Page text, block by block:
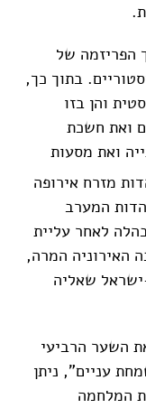
הפריזמה של
בתוך כך,
והן בזו
ואת חשכת
ואת מסעות
מזרח אירופה
המערב
לאחר עליית
האירוניה המרה,
ישראל שאליה
השער הרביעי
עניים", ניתן
המלחמה